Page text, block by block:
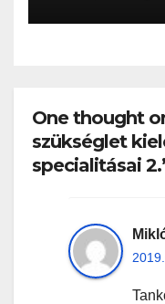
One thought
szükséglet
specialitásai